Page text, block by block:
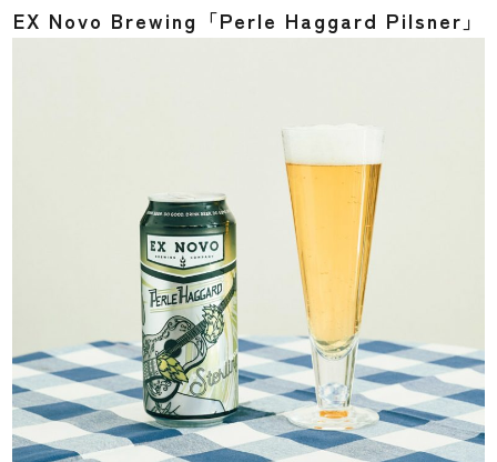
EX Novo Brewing「Perle Haggard Pilsner」